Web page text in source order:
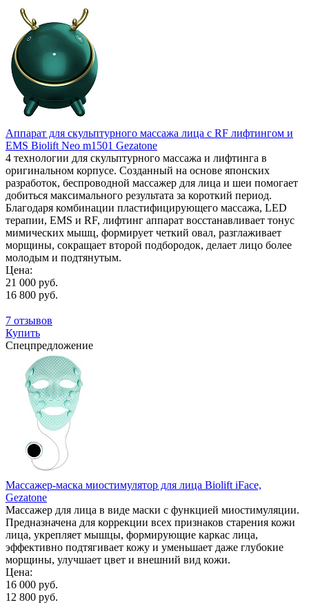
Аппарат для скульптурного массажа лица с RF лифтингом и
EMS Biolift Neo m1501 Gezatone
4 технологии для скульптурного массажа и лифтинга в
оригинальном корпусе. Созданный на основе японских
разработок, беспроводной массажер для лица и шеи помогает
добиться максимального результата за короткий период.
Благодаря комбинации пластифицирующего массажа, LED
терапии, EMS и RF, лифтинг аппарат восстанавливает тонус
мимических мышц, формирует четкий овал, разглаживает
морщины, сокращает второй подбородок, делает лицо более
молодым и подтянутым.
Цена:
21 000 руб.
16 800 руб.
7 отзывов
Купить
Спецпредложение
Массажер-маска миостимулятор для лица Biolift iFace,
Gezatone
Массажер для лица в виде маски с функцией миостимуляции.
Предназначена для коррекции всех признаков старения кожи
лица, укрепляет мышцы, формирующие каркас лица,
эффективно подтягивает кожу и уменьшает даже глубокие
морщины, улучшает цвет и внешний вид кожи.
Цена:
16 000 руб.
12 800 руб.